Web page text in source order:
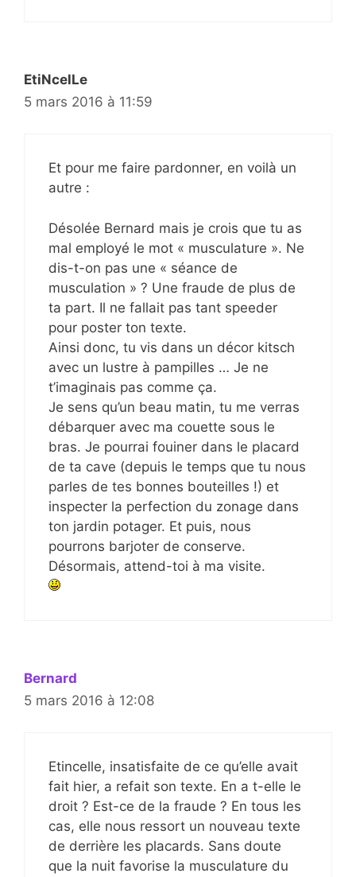
EtiNcelLe
5 mars 2016 à 11:59
Et pour me faire pardonner, en voilà un
autre :
Désolée Bernard mais je crois que tu as
mal employé le mot « musculature ». Ne
dis-t-on pas une « séance de
musculation » ? Une fraude de plus de
ta part. Il ne fallait pas tant speeder
pour poster ton texte.
Ainsi donc, tu vis dans un décor kitsch
avec un lustre à pampilles … Je ne
t’imaginais pas comme ça.
Je sens qu’un beau matin, tu me verras
débarquer avec ma couette sous le
bras. Je pourrai fouiner dans le placard
de ta cave (depuis le temps que tu nous
parles de tes bonnes bouteilles !) et
inspecter la perfection du zonage dans
ton jardin potager. Et puis, nous
pourrons barjoter de conserve.
Désormais, attend-toi à ma visite.
Bernard
5 mars 2016 à 12:08
Etincelle, insatisfaite de ce qu’elle avait
fait hier, a refait son texte. En a t-elle le
droit ? Est-ce de la fraude ? En tous les
cas, elle nous ressort un nouveau texte
de derrière les placards. Sans doute
que la nuit favorise la musculature du